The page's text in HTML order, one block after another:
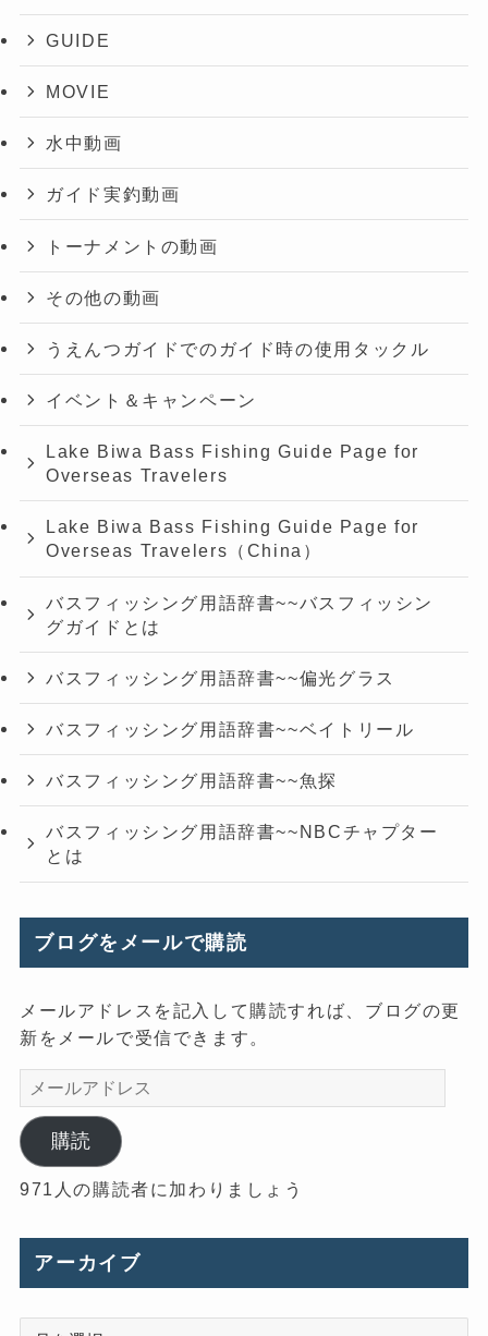
GUIDE
MOVIE
水中動画
ガイド実釣動画
トーナメントの動画
その他の動画
うえんつガイドでのガイド時の使用タックル
イベント＆キャンペーン
Lake Biwa Bass Fishing Guide Page for
Overseas Travelers
Lake Biwa Bass Fishing Guide Page for
Overseas Travelers（China）
バスフィッシング用語辞書~~バスフィッシン
グガイドとは
バスフィッシング用語辞書~~偏光グラス
バスフィッシング用語辞書~~ベイトリール
バスフィッシング用語辞書~~魚探
バスフィッシング用語辞書~~NBCチャプター
とは
ブログをメールで購読
メールアドレスを記入して購読すれば、ブログの更
新をメールで受信できます。
ー
ル
ア
ド
ス
購読
971人の購読者に加わりましょう
アーカイブ